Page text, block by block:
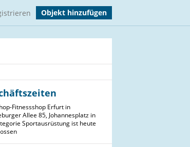
Objekt hinzufügen
Fitnessshop Erfurt in
Allee 85, Johannesplatz in
Sportausrüstung ist heute